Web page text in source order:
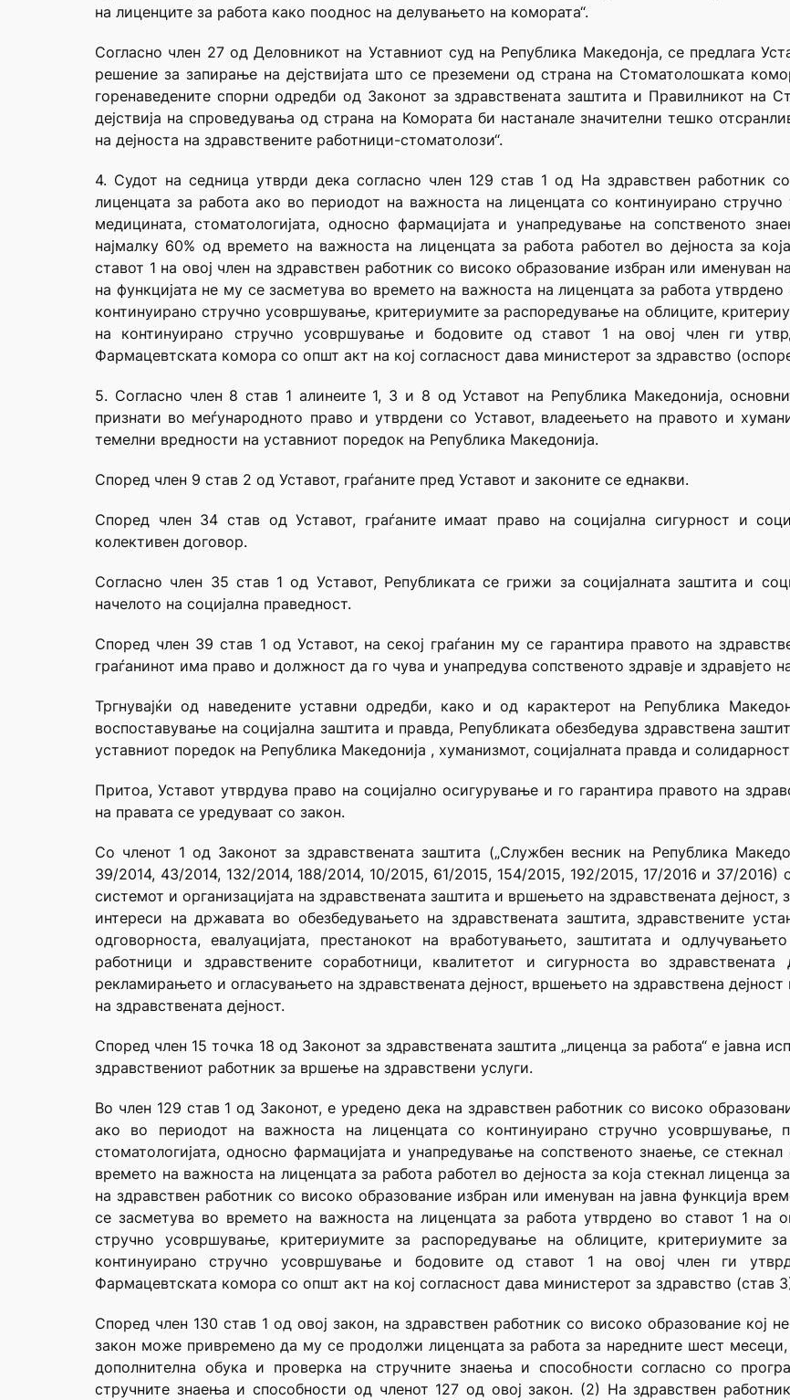
на лиценците за работа како пооднос на делувањето на комората“.
Согласно член 27 од Деловникот на Уставниот суд на Република Македонја, се предлага
решение за запирање на дејствијата што се преземени од страна на Стоматолошката
горенаведените спорни одредби од Законот за здравствената заштита и Правилникот на
дејствија на спроведувања од страна на Комората би настанале значителни тешко
на дејноста на здравствените работници-стоматолози“.
4. Судот на седница утврди дека согласно член 129 став 1 од На здравствен работник
лиценцата за работа ако во периодот на важноста на лиценцата со континуирано
медицината, стоматологијата, односно фармацијата и унапредување на сопственото
најмалку 60% од времето на важноста на лиценцата за работа работел во дејноста за
ставот 1 на овој член на здравствен работник со високо образование избран или именуван
на функцијата не му се засметува во времето на важноста на лиценцата за работа
континуирано стручно усовршување, критериумите за распоредување на облиците,
на континуирано стручно усовршување и бодовите од ставот 1 на овој член ги
Фармацевтската комора со општ акт на кој согласност дава министерот за здравство
5. Согласно член 8 став 1 алинеите 1, 3 и 8 од Уставот на Република Македонија,
признати во меѓународното право и утврдени со Уставот, владеењето на правото и
темелни вредности на уставниот поредок на Република Македонија.
Според член 9 став 2 од Уставот, граѓаните пред Уставот и законите се еднакви.
Според член 34 став од Уставот, граѓаните имаат право на социјална сигурност и
колективен договор.
Согласно член 35 став 1 од Уставот, Републиката се грижи за социјалната заштита и
начелото на социјална праведност.
Според член 39 став 1 од Уставот, на секој граѓанин му се гарантира правото на
граѓанинот има право и должност да го чува и унапредува сопственото здравје и здравјето
Тргнувајќи од наведените уставни одредби, како и од карактерот на Република
воспоставување на социјална заштита и правда, Републиката обезбедува здравствена
уставниот поредок на Република Македонија , хуманизмот, социјалната правда и
Притоа, Уставот утврдува право на социјално осигурување и го гарантира правото на
на правата се уредуваат со закон.
Сo членот 1 од Законот за здравствената заштита („Службен весник на Република
39/2014, 43/2014, 132/2014, 188/2014, 10/2015, 61/2015, 154/2015, 192/2015, 17/2016 и 37/
системот и организацијата на здравствената заштита и вршењето на здравствената дејност,
интереси на државата во обезбедувањето на здравствената заштита, здравствените
одговорноста, евалуацијата, престанокот на вработувањето, заштитата и
работници и здравствените соработници, квалитетот и сигурноста во здравствената
рекламирањето и огласувањето на здравствената дејност, вршењето на здравствена
на здравствената дејност.
Според член 15 точка 18 од Законот за здравствената заштита „лиценца за работа“ е јавна
здравствениот работник за вршење на здравствени услуги.
Во член 129 став 1 од Законот, е уредено дека на здравствен работник со високо
ако во периодот на важноста на лиценцата со континуирано стручно усовршување,
стоматологијата, односно фармацијата и унапредување на сопственото знаење, се
времето на важноста на лиценцата за работа работел во дејноста за која стекнал лиценца
на здравствен работник со високо образование избран или именуван на јавна функција
се засметува во времето на важноста на лиценцата за работа утврдено во ставот 1 на
стручно усовршување, критериумите за распоредување на облиците, критериумите
континуирано стручно усовршување и бодовите од ставот 1 на овој член ги
Фармацевтската комора со општ акт на кој согласност дава министерот за здравство (став
Според член 130 став 1 од овој закон, на здравствен работник со високо образование кој
закон може привремено да му се продолжи лиценцата за работа за наредните шест
дополнителна обука и проверка на стручните знаења и способности согласно со
стручните знаења и способности од членот 127 од овој закон. (2) На здравствен